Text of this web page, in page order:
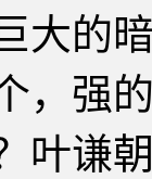
的暗
，强
叶谦